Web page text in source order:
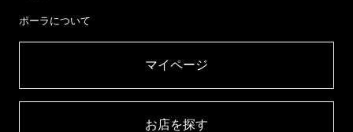
ポーラについて
マイページ​
お店を探す​